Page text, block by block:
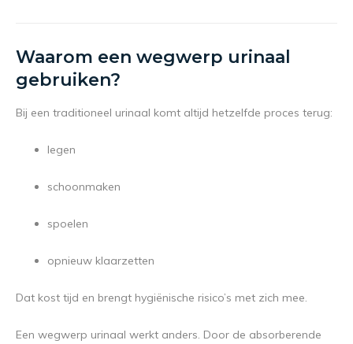
Waarom een wegwerp urinaal
gebruiken?
Bij een traditioneel urinaal komt altijd hetzelfde proces terug:
legen
schoonmaken
spoelen
opnieuw klaarzetten
Dat kost tijd en brengt hygiënische risico’s met zich mee.
Een wegwerp urinaal werkt anders. Door de absorberende